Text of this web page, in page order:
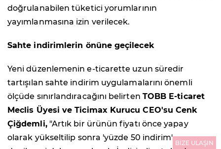
doğrulanabilen tüketici yorumlarının
yayımlanmasına izin verilecek.
Sahte indirimlerin önüne geçilecek
Yeni düzenlemenin e-ticarette uzun süredir
tartışılan sahte indirim uygulamalarını önemli
ölçüde sınırlandıracağını belirten TOBB E-ticaret
Meclis Üyesi ve Ticimax Kurucu CEO'su Cenk
Çiğdemli,"Artık bir ürünün fiyatı önce yapay
olarak yükseltilip sonra 'yüzde 50 indirim'
BİZE ULAŞIN